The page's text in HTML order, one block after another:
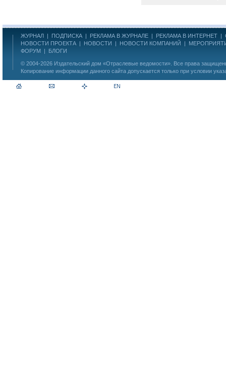
ЖУРНАЛ | ПОДПИСКА | РЕКЛАМА В ЖУРНАЛЕ | РЕКЛАМА В ИНТЕРНЕТ |
НОВОСТИ ПРОЕКТА | НОВОСТИ | НОВОСТИ КОМПАНИЙ |
ФОРУМ | БЛОГИ
© 2004-2026 Издательский дом «Отраслевые ведомости» . Все права
Копирование информации данного сайта допускается только при условии